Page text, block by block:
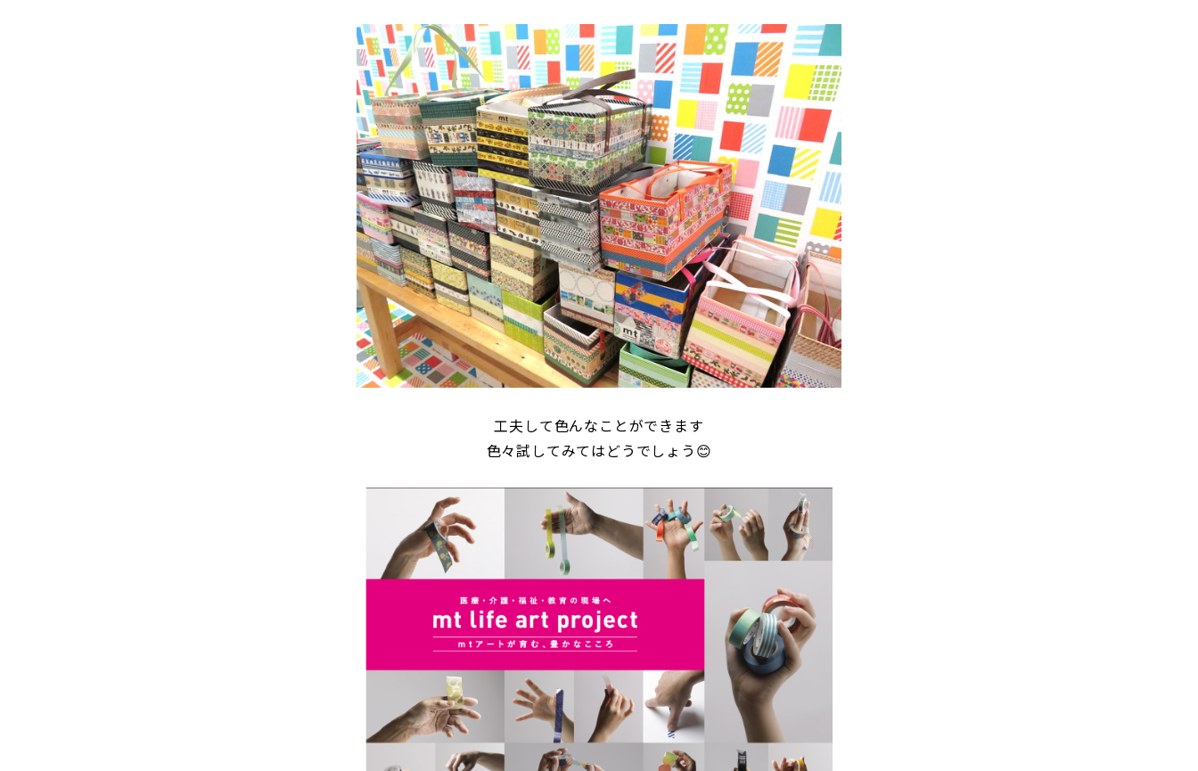
工夫して色んなことができます
色々試してみてはどうでしょう😊